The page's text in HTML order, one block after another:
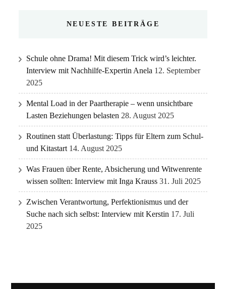
NEUESTE BEITRÄGE
Schule ohne Drama! Mit diesem Trick wird’s leichter.
Interview mit Nachhilfe-Expertin Anela 12. September
2025
Mental Load in der Paartherapie – wenn unsichtbare
Lasten Beziehungen belasten 28. August 2025
Routinen statt Überlastung: Tipps für Eltern zum Schul-
und Kitastart 14. August 2025
Was Frauen über Rente, Absicherung und Witwenrente
wissen sollten: Interview mit Inga Krauss 31. Juli 2025
Zwischen Verantwortung, Perfektionismus und der
Suche nach sich selbst: Interview mit Kerstin 17. Juli
2025